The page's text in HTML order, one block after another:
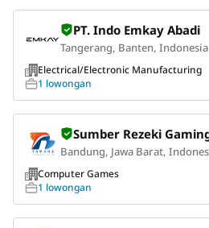
PT. Indo Emkay Abadi
Tangerang, Banten, Indonesia
Electrical/Electronic Manufacturing
1 lowongan
Sumber Rezeki
Bandung, Jawa Barat,
Computer Games
1 lowongan